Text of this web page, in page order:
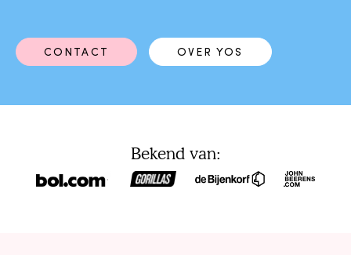
CONTACT OVER YOS
Bekend van: